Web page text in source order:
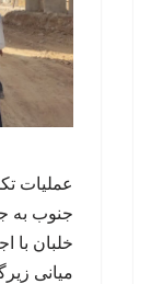
عملیات
جنوب به
خلبان با
میانی